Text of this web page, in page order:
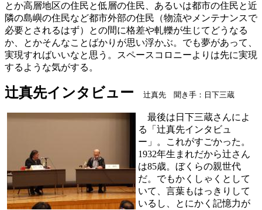
とか高層地区の住民と低層の住民、あるいは都市の住民と近
隣の島嶼の住民など都市外部の住民（物流やメンテナンスで
必要とされるはず）との間に格差や軋轢が生じてどうなる
か、とかそんなことばかりが思い浮かぶ。でも夢があって、
実現すればいいなと思う。スペースコロニーよりは先に実現
するような気がする。
辻真先インタビュー 辻真先 聞き手：日下三蔵
最後は日下三蔵さんによ
る「辻真先インタビュ
ー」。これがすごかった。
1932年生まれだから辻さん
は85歳。ぼくらの親世代
だ。でもかくしゃくとして
いて、言葉もはっきりして
いるし、とにかく記憶力が